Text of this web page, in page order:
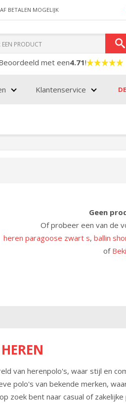
BETALEN MOGELIJK
met een4.71!
Klantenservice
Geen
Of probeer een van de
heren paragoose zwart s,ballin
of
van herenpolo's, waar stijl en
polo's van bekende merken,
zoek bent naar casual of